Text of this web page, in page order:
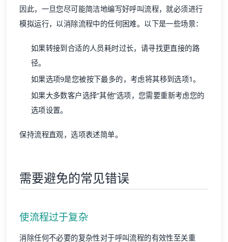
因此，一旦您尽可能简洁地编写好呼叫流程，就必须进行
模拟运行，以消除流程中的任何困难。以下是一些场景：
如果转接到合适的人员耗时过长，请寻找更直接的路
径。
如果选项9是您被按下最多的，考虑将其移到选项1。
如果大多数客户选择“其他”选项，您需要重新考虑您的
选项设置。
保持流程直观，选项表述简单。
需要避免的常见错误
使流程过于复杂
消除任何不必要的复杂性对于呼叫流程的有效性至关重